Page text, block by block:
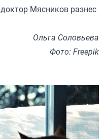
Мясников разнес
Ольга Соловьева
Фото: Freepik